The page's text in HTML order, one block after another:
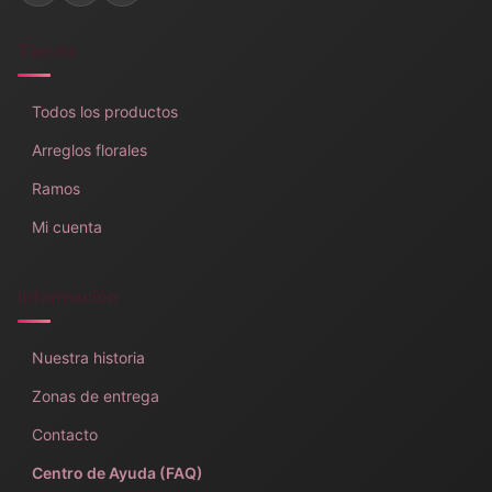
Todos los productos
Arreglos florales
Ramos
Mi cuenta
Información
Nuestra historia
Zonas de entrega
Contacto
Centro de Ayuda (FAQ)